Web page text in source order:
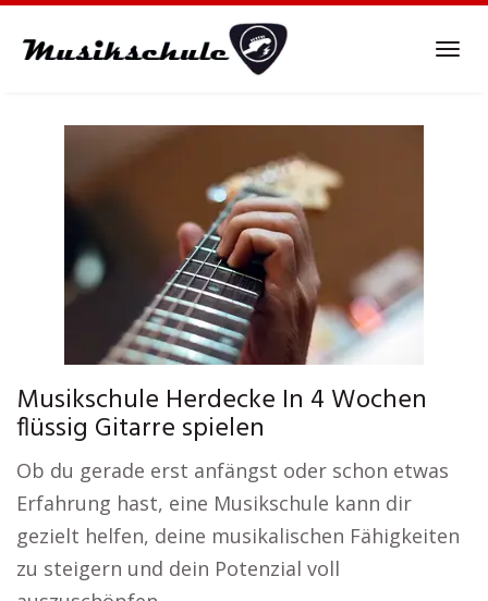
Musikschule Herdecke In 4 Wochen
flüssig Gitarre spielen
Ob du gerade erst anfängst oder schon etwas
Erfahrung hast, eine Musikschule kann dir
gezielt helfen, deine musikalischen Fähigkeiten
zu steigern und dein Potenzial voll